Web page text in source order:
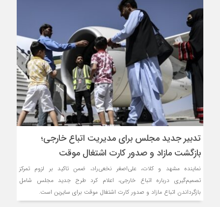
تدبیر جدید مجلس برای مدیریت اتباع خارجی؛
بازگشت مازاد و صدور کارت اشتغال موقت
نماینده مشهد و کلات، علی‌اصغر نخعی‌راد، ضمن تاکید بر لزوم تمرکز
تصمیم‌گیری درباره اتباع خارجی، اعلام کرد طرح جدید مجلس شامل
بازگرداندن اتباع مازاد و صدور کارت اشتغال موقت برای سایرین است.